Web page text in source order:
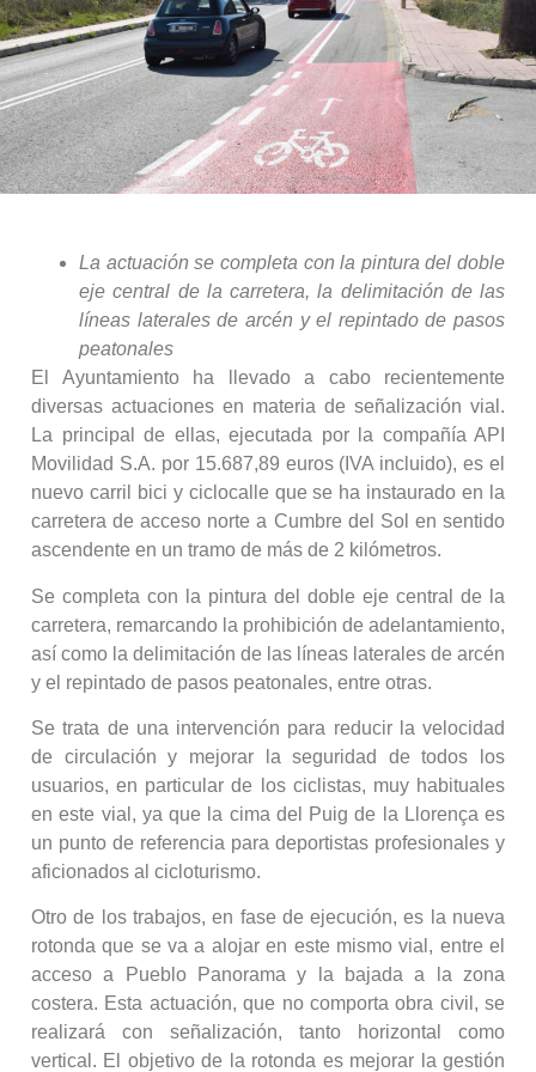
La actuación se completa con la pintura del doble
eje central de la carretera, la delimitación de las
líneas laterales de arcén y el repintado de pasos
peatonales
El Ayuntamiento ha llevado a cabo recientemente
diversas actuaciones en materia de señalización vial.
La principal de ellas, ejecutada por la compañía API
Movilidad S.A. por 15.687,89 euros (IVA incluido), es el
nuevo carril bici y ciclocalle que se ha instaurado en la
carretera de acceso norte a Cumbre del Sol en sentido
ascendente en un tramo de más de 2 kilómetros.
Se completa con la pintura del doble eje central de la
carretera, remarcando la prohibición de adelantamiento,
así como la delimitación de las líneas laterales de arcén
y el repintado de pasos peatonales, entre otras.
Se trata de una intervención para reducir la velocidad
de circulación y mejorar la seguridad de todos los
usuarios, en particular de los ciclistas, muy habituales
en este vial, ya que la cima del Puig de la Llorença es
un punto de referencia para deportistas profesionales y
aficionados al cicloturismo.
Otro de los trabajos, en fase de ejecución, es la nueva
rotonda que se va a alojar en este mismo vial, entre el
acceso a Pueblo Panorama y la bajada a la zona
costera. Esta actuación, que no comporta obra civil, se
realizará con señalización, tanto horizontal como
vertical. El objetivo de la rotonda es mejorar la gestión